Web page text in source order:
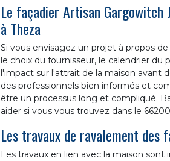
Le façadier Artisan
à Theza
Si vous envisagez un projet à propos
le choix du fournisseur, le calendrier
l'impact sur l'attrait de la maison avant
des professionnels bien informés et
être un processus long et compliqué.
aider si vous vous trouvez dans le
Les travaux de ravalement des
Les travaux en lien avec la maison